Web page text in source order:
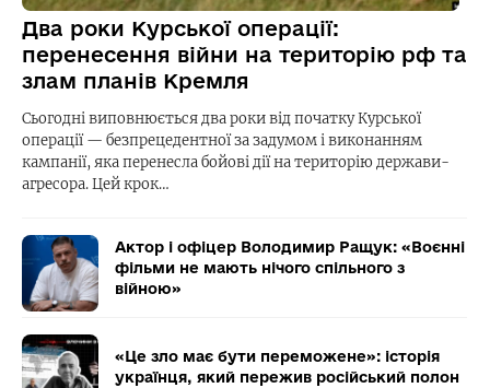
Два роки Курської операції:
перенесення війни на територію рф та
злам планів Кремля
Сьогодні виповнюється два роки від початку Курської
операції — безпрецедентної за задумом і виконанням
кампанії, яка перенесла бойові дії на територію держави-
агресора. Цей крок…
Актор і офіцер Володимир Ращук: «Воєнні
фільми не мають нічого спільного з
війною»
«Це зло має бути переможене»: історія
українця, який пережив російський полон